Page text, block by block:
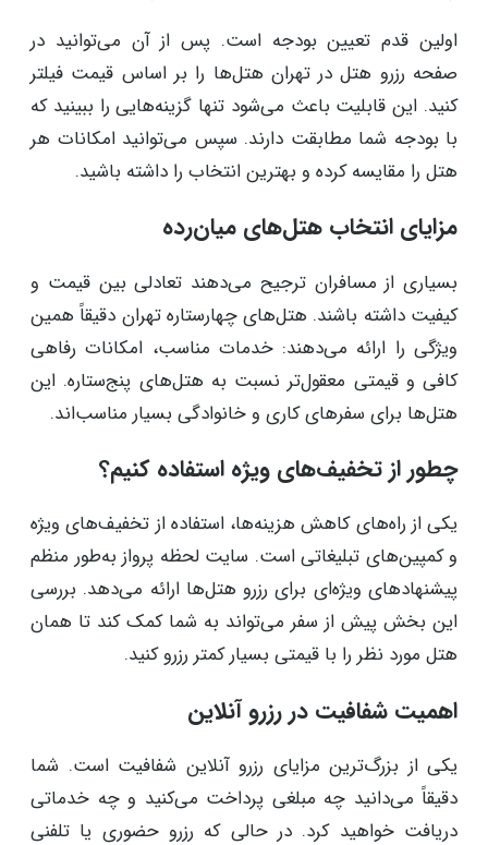
اولین قدم تعیین بودجه است. پس از آن می‌توانید در
صفحه رزرو هتل در تهران هتل‌ها را بر اساس قیمت فیلتر
کنید. این قابلیت باعث می‌شود تنها گزینه‌هایی را ببینید که
با بودجه شما مطابقت دارند. سپس می‌توانید امکانات هر
هتل را مقایسه کرده و بهترین انتخاب را داشته باشید.
مزایای انتخاب هتل‌های میان‌رده
بسیاری از مسافران ترجیح می‌دهند تعادلی بین قیمت و
کیفیت داشته باشند. هتل‌های چهارستاره تهران دقیقاً همین
ویژگی را ارائه می‌دهند: خدمات مناسب، امکانات رفاهی
کافی و قیمتی معقول‌تر نسبت به هتل‌های پنج‌ستاره. این
هتل‌ها برای سفرهای کاری و خانوادگی بسیار مناسب‌اند.
چطور از تخفیف‌های ویژه استفاده کنیم؟
یکی از راه‌های کاهش هزینه‌ها، استفاده از تخفیف‌های ویژه
و کمپین‌های تبلیغاتی است. سایت لحظه پرواز به‌طور منظم
پیشنهادهای ویژه‌ای برای رزرو هتل‌ها ارائه می‌دهد. بررسی
این بخش پیش از سفر می‌تواند به شما کمک کند تا همان
هتل مورد نظر را با قیمتی بسیار کمتر رزرو کنید.
اهمیت شفافیت در رزرو آنلاین
یکی از بزرگ‌ترین مزایای رزرو آنلاین شفافیت است. شما
دقیقاً می‌دانید چه مبلغی پرداخت می‌کنید و چه خدماتی
دریافت خواهید کرد. در حالی که رزرو حضوری یا تلفنی